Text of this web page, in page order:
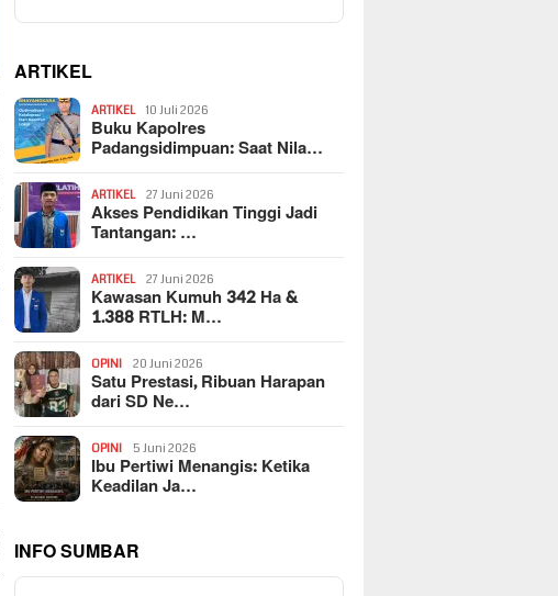
ARTIKEL
ARTIKEL 10 Juli 2026
Buku Kapolres
Padangsidimpuan: Saat Nila…
ARTIKEL 27 Juni 2026
Akses Pendidikan Tinggi Jadi
Tantangan: …
ARTIKEL 27 Juni 2026
Kawasan Kumuh 342 Ha &
1.388 RTLH: M…
OPINI 20 Juni 2026
Satu Prestasi, Ribuan Harapan
dari SD Ne…
OPINI 5 Juni 2026
Ibu Pertiwi Menangis: Ketika
Keadilan Ja…
INFO SUMBAR